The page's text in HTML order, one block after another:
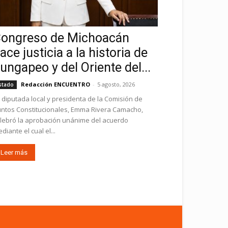
de Michoacán
justicia a la historia de
y del Oriente del...
Redacción ENCUENTRO - 5 agosto, 2026
diputada local y presidenta de la Comisión de
Constitucionales, Emma Rivera Camacho,
la aprobación unánime del acuerdo
el cual el...
Leer más